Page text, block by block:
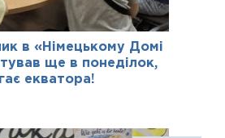
в «Німецькому Домі
ще в понеділок,
екватора!